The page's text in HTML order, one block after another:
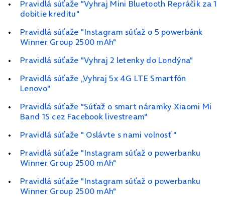
Pravidlá súťaže "Vyhraj Mini Bluetooth Repráčik za 1
dobitie kreditu"
Pravidlá súťaže "Instagram súťaž o 5 powerbánk
Winner Group 2500 mAh"
Pravidlá súťaže "Vyhraj 2 letenky do Londýna"
Pravidlá súťaže „Vyhraj 5x 4G LTE Smartfón
Lenovo"
Pravidlá súťaže "Súťaž o smart náramky Xiaomi Mi
Band 1S cez Facebook livestream"
Pravidlá súťaže " Oslávte s nami volnosť "
Pravidlá súťaže "Instagram súťaž o powerbanku
Winner Group 2500 mAh"
Pravidlá súťaže "Instagram súťaž o powerbanku
Winner Group 2500 mAh"